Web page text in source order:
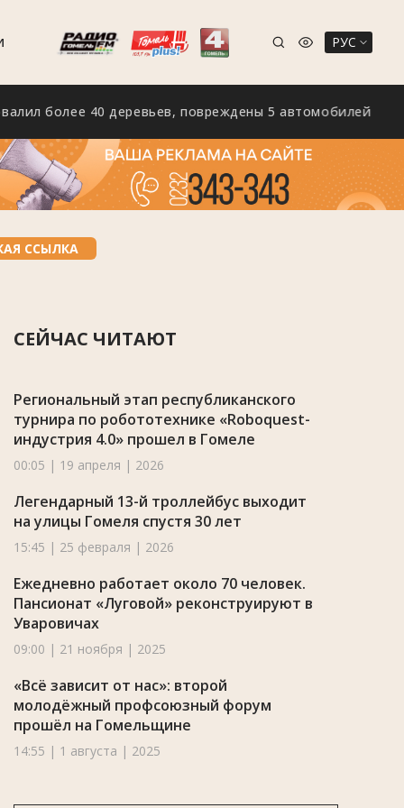
РУС
более 40 деревьев, повреждены 5 автомобилей
ССЫЛКА
СЕЙЧАС ЧИТАЮТ
Региональный этап республиканского
турнира по робототехнике «Roboquest-
индустрия 4.0» прошел в Гомеле
00:05 | 19 апреля | 2026
Легендарный 13-й троллейбус выходит
на улицы Гомеля спустя 30 лет
15:45 | 25 февраля | 2026
Ежедневно работает около 70 человек.
Пансионат «Луговой» реконструируют в
Уваровичах
09:00 | 21 ноября | 2025
«Всё зависит от нас»: второй
молодёжный профсоюзный форум
прошёл на Гомельщине
14:55 | 1 августа | 2025